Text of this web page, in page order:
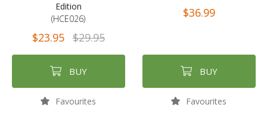
Edition
(HCE026)
$23.95 $29.95
BUY
Favourites
$36.99
BUY
Favourites